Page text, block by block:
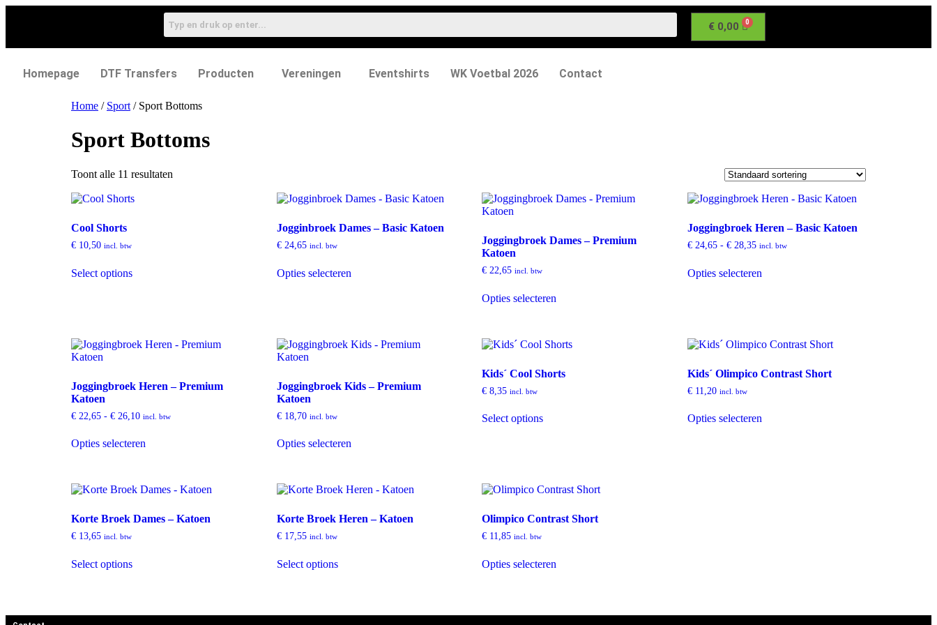
€0,00
Homepage DTF Transfers Producten Vereningen Eventshirts WK Voetbal 2026 Contact
Home / Sport / Sport Bottoms
Sport Bottoms
Toont alle 11 resultaten
Cool Shorts
€ 10,50 incl. btw
Select options
Jogginbroek Dames – Basic Katoen
€24,65 incl. btw
Opties selecteren
Joggingbroek Dames – Premium
Katoen
€ 22,65 incl. btw
Opties selecteren
Joggingbroek Heren – Basic Katoen
€ 24,65 - € 28,35 incl. btw
Opties selecteren
Joggingbroek Heren – Premium
Katoen
€ 22,65 - € 26,10 incl. btw
Opties selecteren
Joggingbroek Kids – Premium
Katoen
€18,70 incl. btw
Opties selecteren
Kids´ Cool Shorts
€ 8,35 incl. btw
Select options
Kids´ Olimpico Contrast Short
€ 11,20 incl. btw
Opties selecteren
Korte Broek Dames – Katoen
€ 13,65 incl. btw
Select options
Korte Broek Heren – Katoen
€17,55 incl. btw
Select options
Olimpico Contrast Short
€ 11,85 incl. btw
Opties selecteren